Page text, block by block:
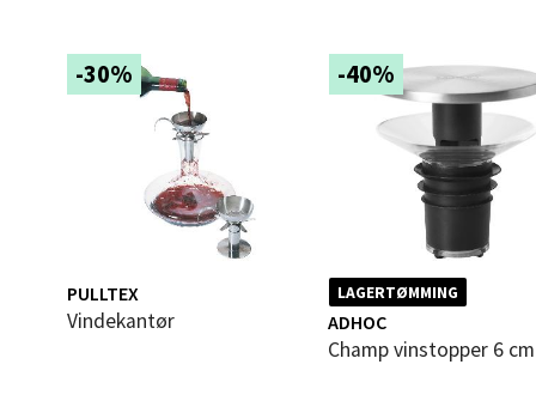
-30%
PULLTEX
Vindekantør
-40%
LAGERTØMMING
ADHOC
Champ vinstopper 6 cm
0 i